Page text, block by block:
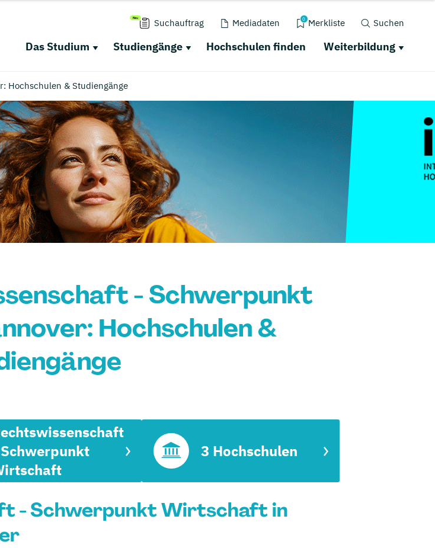
Suchauftrag Mediadaten 0 Merkliste Suchen
Das Studium Studiengänge Hochschulen finden Weiterbildung
Hochschulen & Studiengänge
- Schwerpunkt
Hochschulen &
3 Hochschulen
- Schwerpunkt Wirtschaft in